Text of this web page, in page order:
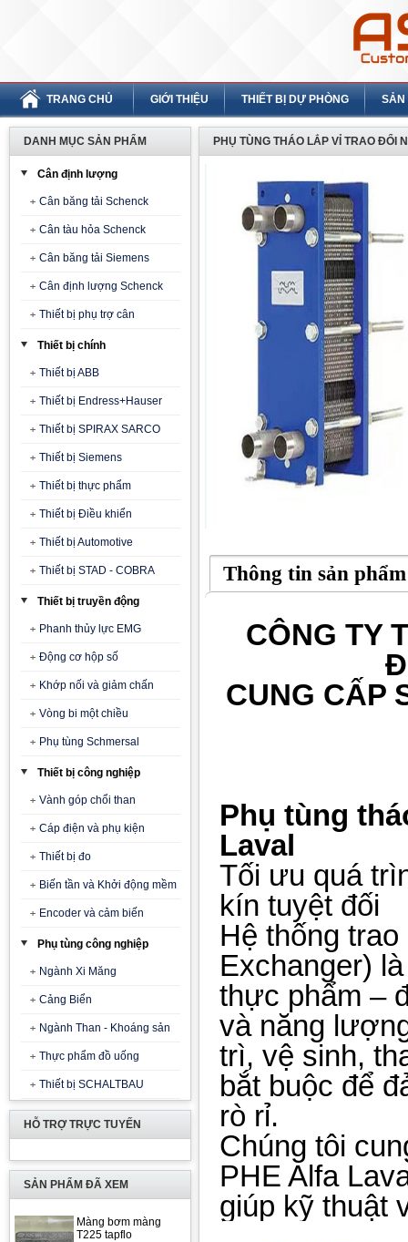
TRANG CHỦ GIỚI THIỆU THIẾT BỊ DỰ PHÒNG SẢN
DANH MỤC SẢN PHẨM
Cân định lượng
Cân băng tải Schenck
Cân tàu hỏa Schenck
Cân băng tải Siemens
Cân định lượng Schenck
Thiết bị phụ trợ cân
Thiết bị chính
Thiết bị ABB
Thiết bị Endress+Hauser
Thiết bị SPIRAX SARCO
Thiết bị Siemens
Thiết bị thực phẩm
Thiết bị Điều khiển
Thiết bị Automotive
Thiết bị STAD - COBRA
Thiết bị truyền động
Phanh thủy lực EMG
Động cơ hộp số
Khớp nối và giảm chấn
Vòng bi một chiều
Phụ tùng Schmersal
Thiết bị công nghiệp
Vành góp chổi than
Cáp điện và phụ kiện
Thiết bị đo
Biến tần và Khởi động mềm
Encoder và cảm biến
Phụ tùng công nghiệp
Ngành Xi Măng
Cảng Biển
Ngành Than - Khoáng sản
Thực phẩm đồ uống
Thiết bị SCHALTBAU
HỖ TRỢ TRỰC TUYẾN
SẢN PHẨM ĐÃ XEM
Màng bơm màng
T225 tapflo
PHỤ TÙNG THÁO LẮP VỈ TRAO ĐỔI
Thông tin sản phẩm
CÔNG TY
CUNG CẤP
Phụ tùng
Laval
Tối ưu quá
kín tuyệt đối
Hệ thống
Exchanger)
thực phẩm –
và năng
trì, vệ sinh,
bắt buộc để
rò rỉ.
Chúng tôi
PHE Alfa
giúp kỹ thuật